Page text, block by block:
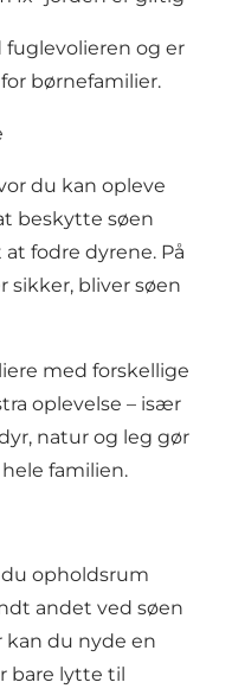
og er
børnefamilier.
du kan opleve
beskytte søen
fodre dyrene. På
sikker, bliver søen
med forskellige
oplevelse – især
natur og leg gør
familien.
opholdsrum
andet ved søen
du nyde en
bare lytte til